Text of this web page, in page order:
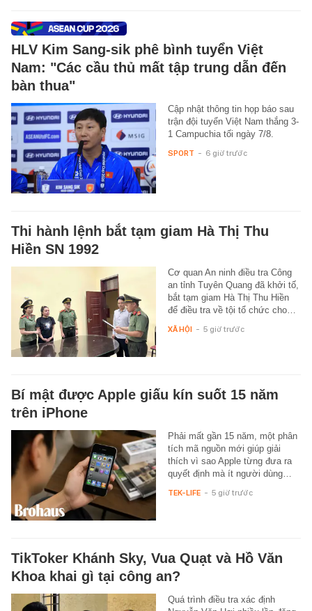
HLV Kim Sang-sik phê bình tuyển Việt
Nam: "Các cầu thủ mất tập trung dẫn đến
bàn thua"
Cập nhật thông tin họp báo sau
trận đội tuyển Việt Nam thắng 3-
1 Campuchia tối ngày 7/8.
SPORT - 6 giờ trước
Thi hành lệnh bắt tạm giam Hà Thị Thu
Hiền SN 1992
Cơ quan An ninh điều tra Công
an tỉnh Tuyên Quang đã khởi tố,
bắt tạm giam Hà Thị Thu Hiền
để điều tra về tội tổ chức cho…
XÃ HỘI - 5 giờ trước
Bí mật được Apple giấu kín suốt 15 năm
trên iPhone
Phải mất gần 15 năm, một phân
tích mã nguồn mới giúp giải
thích vì sao Apple từng đưa ra
quyết định mà ít người dùng…
TEK-LIFE - 5 giờ trước
TikToker Khánh Sky, Vua Quạt và Hồ Văn
Khoa khai gì tại công an?
Quá trình điều tra xác định